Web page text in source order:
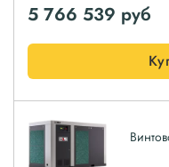
5 766 539 руб